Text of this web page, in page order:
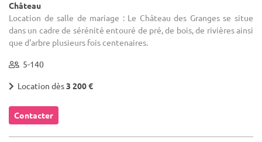
Château
Location de salle de mariage : Le Château des Granges se situe
dans un cadre de sérénité entouré de pré, de bois, de rivières ainsi
que d'arbre plusieurs fois centenaires.
5-140
Location dès3 200 €
Contacter